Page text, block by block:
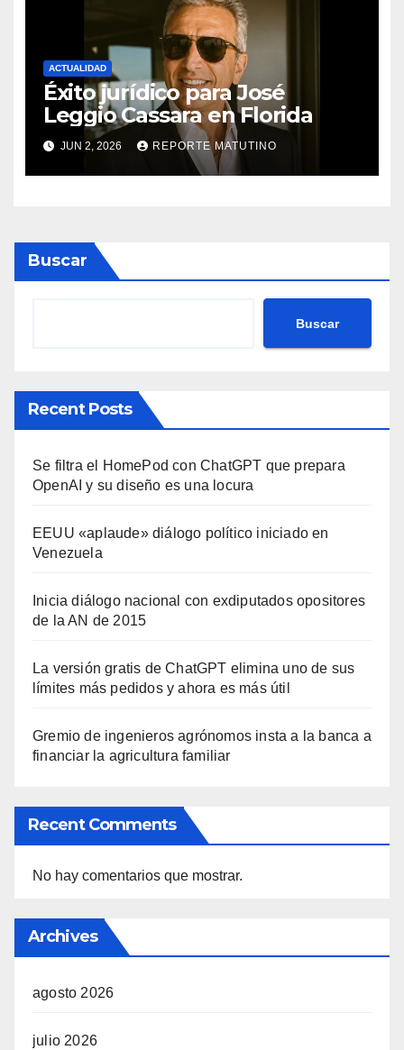
ACTUALIDAD
Éxito jurídico para José
Leggio Cassara en Florida
JUN 2, 2026 REPORTE MATUTINO
Buscar
Buscar
Recent Posts
Se filtra el HomePod con ChatGPT que prepara
OpenAI y su diseño es una locura
EEUU «aplaude» diálogo político iniciado en
Venezuela
Inicia diálogo nacional con exdiputados opositores
de la AN de 2015
La versión gratis de ChatGPT elimina uno de sus
límites más pedidos y ahora es más útil
Gremio de ingenieros agrónomos insta a la banca a
financiar la agricultura familiar
Recent Comments
No hay comentarios que mostrar.
Archives
agosto 2026
julio 2026